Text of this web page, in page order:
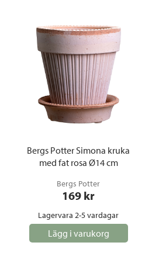
Bergs Potter Simona kruka
med fat rosa Ø14 cm
Bergs Potter
169 kr
Lagervara 2-5 vardagar
Lägg i varukorg